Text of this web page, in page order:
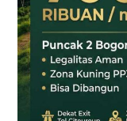
LEGAL
DI
PUNCAK
2
BOGOR